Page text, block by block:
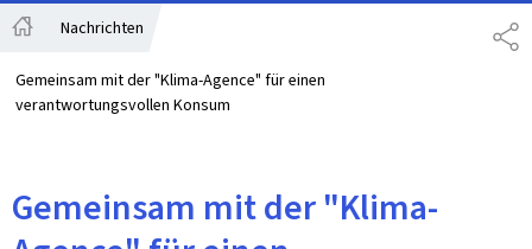
Nachrichten
Gemeinsam mit der "Klima-Agence" für einen
verantwortungsvollen Konsum
Gemeinsam mit der "Klima-